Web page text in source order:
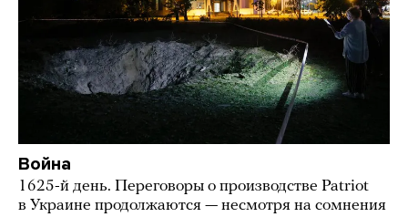
Война
1625-й день. Переговоры о производстве Patriot
в Украине продолжаются — несмотря на сомнения